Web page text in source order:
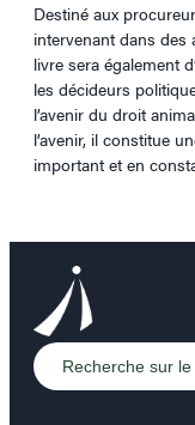
Destiné aux
intervenant dans des
livre sera également
les décideurs
l’avenir du droit
l’avenir, il constitue
important et en